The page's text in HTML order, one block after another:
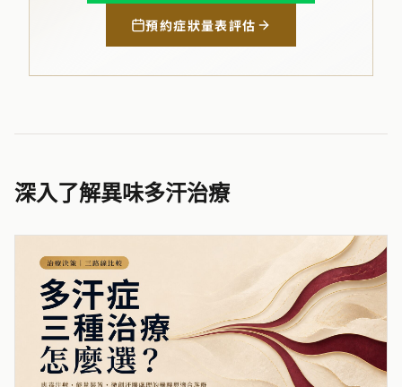
預約症狀量表評估
深入了解異味多汗治療